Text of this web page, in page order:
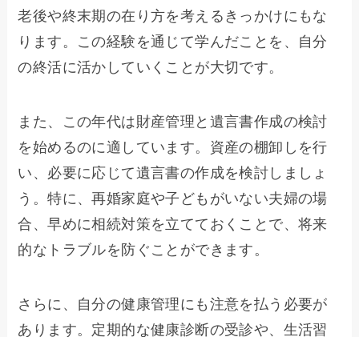
老後や終末期の在り方を考えるきっかけにもな
ります。この経験を通じて学んだことを、自分
の終活に活かしていくことが大切です。
また、この年代は財産管理と遺言書作成の検討
を始めるのに適しています。資産の棚卸しを行
い、必要に応じて遺言書の作成を検討しましょ
う。特に、再婚家庭や子どもがいない夫婦の場
合、早めに相続対策を立てておくことで、将来
的なトラブルを防ぐことができます。
さらに、自分の健康管理にも注意を払う必要が
あります。定期的な健康診断の受診や、生活習